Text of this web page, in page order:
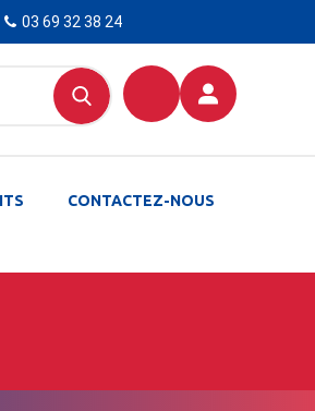
03 69 32 38 24
CONTACTEZ-NOUS